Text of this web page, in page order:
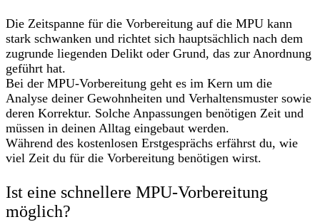
Die Zeitspanne für die Vorbereitung auf die MPU kann
stark schwanken und richtet sich hauptsächlich nach dem
zugrunde liegenden Delikt oder Grund, das zur Anordnung
geführt hat.
Bei der MPU-Vorbereitung geht es im Kern um die
Analyse deiner Gewohnheiten und Verhaltensmuster sowie
deren Korrektur. Solche Anpassungen benötigen Zeit und
müssen in deinen Alltag eingebaut werden.
Während des kostenlosen Erstgesprächs erfährst du, wie
viel Zeit du für die Vorbereitung benötigen wirst.
Ist eine schnellere MPU-Vorbereitung
möglich?